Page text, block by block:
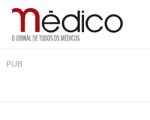
to
Jornal Médico
Médico – O Jornal de Todos os
realmente contam! Tudo o que se passa
PUB